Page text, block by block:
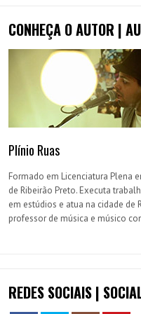
CONHEÇA O AUTOR |
Plínio Ruas
Formado em Licenciatura Plena
de Ribeirão Preto. Executa
em estúdios e atua na cidade de
professor de música e músico
REDES SOCIAIS |